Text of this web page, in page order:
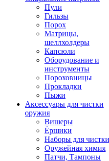
Пули
Гильзы
Порох
Матрицы,
шеллхолдеры
Капсюли
Оборудование и
инструменты
Пороховницы
Прокладки
Пыжи
Аксессуары для чистки
оружия
Вишеры
Ёршики
Наборы для чистки
Оружейная химия
Патчи, Тампоны